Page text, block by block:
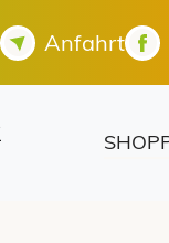
Anfahrt